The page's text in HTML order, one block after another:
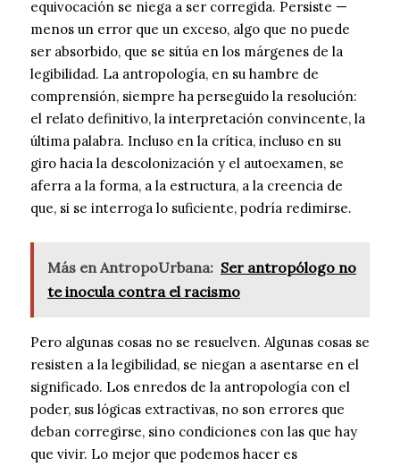
equivocación se niega a ser corregida. Persiste —
menos un error que un exceso, algo que no puede
ser absorbido, que se sitúa en los márgenes de la
legibilidad. La antropología, en su hambre de
comprensión, siempre ha perseguido la resolución:
el relato definitivo, la interpretación convincente, la
última palabra. Incluso en la crítica, incluso en su
giro hacia la descolonización y el autoexamen, se
aferra a la forma, a la estructura, a la creencia de
que, si se interroga lo suficiente, podría redimirse.
Más en AntropoUrbana: Ser antropólogo no
te inocula contra el racismo
Pero algunas cosas no se resuelven. Algunas cosas se
resisten a la legibilidad, se niegan a asentarse en el
significado. Los enredos de la antropología con el
poder, sus lógicas extractivas, no son errores que
deban corregirse, sino condiciones con las que hay
que vivir. Lo mejor que podemos hacer es